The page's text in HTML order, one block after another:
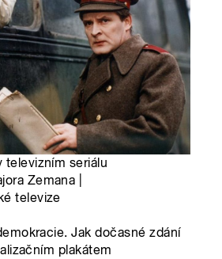
televizním seriálu
Zemana |
televize
Jak dočasné zdání
plakátem